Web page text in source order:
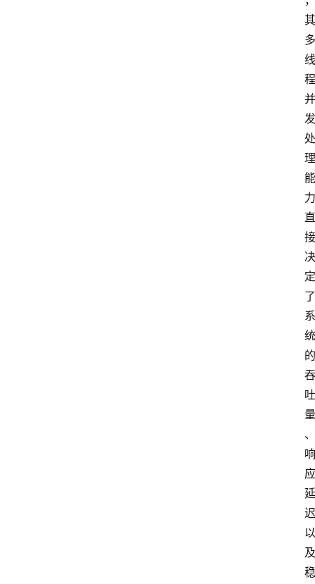
其
多
线
程
并
发
处
理
能
力
直
接
决
定
了
系
统
的
吞
吐
量
、
响
应
延
迟
以
及
稳